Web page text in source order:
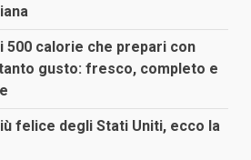
500 calorie che prepari con
gusto: fresco, completo e
felice degli Stati Uniti, ecco la